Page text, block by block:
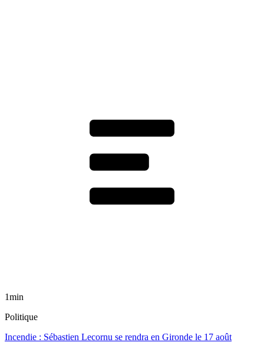
1min
Politique
Incendie : Sébastien Lecornu se rendra en Gironde le 17 août